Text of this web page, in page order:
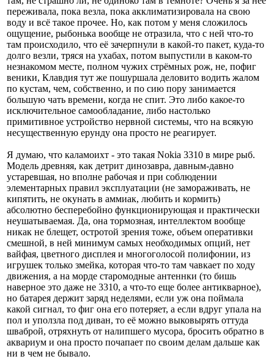
переживала, пока везла, пока акклиматизировала на свою
воду и всё такое прочее. Но, как потом у меня сложилось
ощущение, рыбонька вообще не отразила, что с ней что-то
там происходило, что её зачерпнули в какой-то пакет, куда-то
долго везли, тряся на ухабах, потом выпустили в каком-то
незнакомом месте, полном чужих стрёмных рож, не, пофиг
веники, Клавдия тут же пошуршала деловито водить жалом
по кустам, чем, собственно, и по сию пору занимается
большую чать времени, когда не спит. Это либо какое-то
исключительное самообладание, либо настолько
примитивное устройство нервной системы, что на всякую
несущественную ерунду она просто не реагирует.
Я думаю, что каламоихт - это такая Nokia 3310 в мире рыб.
Модель древняя, как детрит динозавра, давным-давно
устаревшая, но вполне рабочая и при соблюдении
элементарных правил эксплуатации (не замораживать, не
кипятить, не окунать в аммиак, любить и кормить)
абсолютно бесперебойно функционирующая и практически
неушатываемая. Да, она тормозная, интеллектом вообще
никак не блещет, остротой зрения тоже, объем оперативки
смешной, в ней минимум самых необходимых опций, нет
вайфая, цветного дисплея и многоголосой полифонии, из
игрушек только змейка, которая что-то там чавкает по ходу
движения, а на морде старомодные антеннки (то бишь
наверное это даже не 3310, а что-то еще более антикварное),
но батарея держит заряд неделями, если уж она поймала
какой сигнал, то фиг она его потеряет, а если вдруг упала на
пол и уползла под диван, то её можно выковырять оттуда
шваброй, отряхнуть от налипшего мусора, бросить обратно в
аквариум и она просто почапает по своим делам дальше как
ни в чем не бывало.